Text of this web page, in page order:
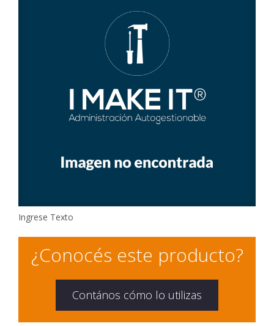
Ingrese Texto
¿Conocés este producto?
Contános cómo lo utilizas